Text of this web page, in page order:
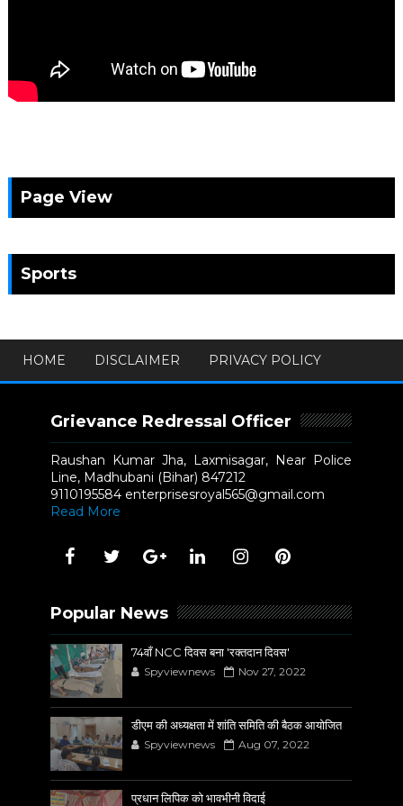
Page View
Sports
HOME DISCLAIMER PRIVACY POLICY
Grievance Redressal Officer
Raushan Kumar Jha, Laxmisagar, Near Police
Line, Madhubani (Bihar) 847212
9110195584 enterprisesroyal565@gmail.com
Read More
Popular News
74वाँ NCC दिवस बना 'रक्तदान दिवस'
Spyviewnews Nov 27, 2022
डीएम की अध्यक्षता में शांति समिति की बैठक आयोजित
Spyviewnews Aug 07, 2022
प्रधान लिपिक को भावभीनी विदाई